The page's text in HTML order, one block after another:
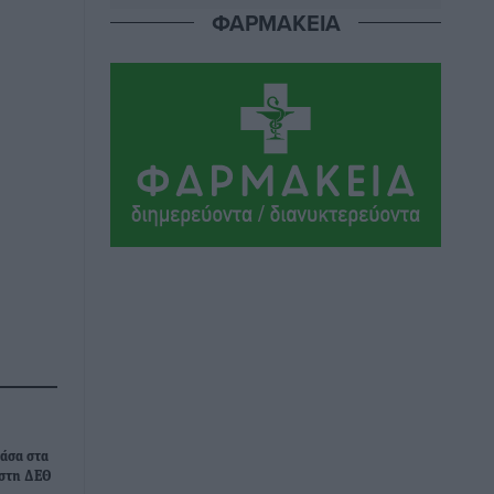
στα
ΔΕΘ
σπουδαίο έργο πολιτισμού για τη Ρόδο,
πραγματικότητα»
πριν 3 ώρες
Στο Α΄ Νεκροταφείο το μνημόσυνο για
τον έναν χρόνο από τον θάνατο της
Λένας Σαμαρά
ΦΑΡΜΑΚΕΙΑ